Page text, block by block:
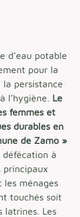
d’eau potable
pour la
la persistance
l’hygiène. Le
femmes et
durables en
de Zamo »
à
principaux
les ménages
touchés soit
latrines. Les